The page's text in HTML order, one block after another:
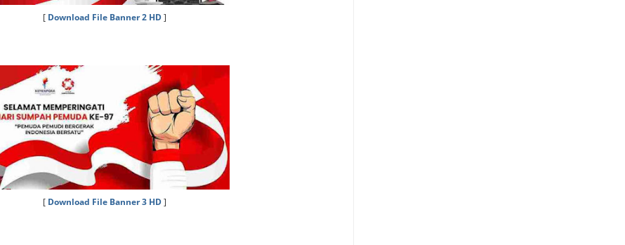
[ Download File Banner 2 HD]
[ Download File Banner 3 HD]